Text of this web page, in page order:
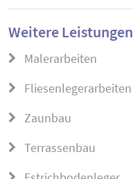
Weitere Leistungen
Malerarbeiten
Fliesenlegerarbeiten
Zaunbau
Terrassenbau